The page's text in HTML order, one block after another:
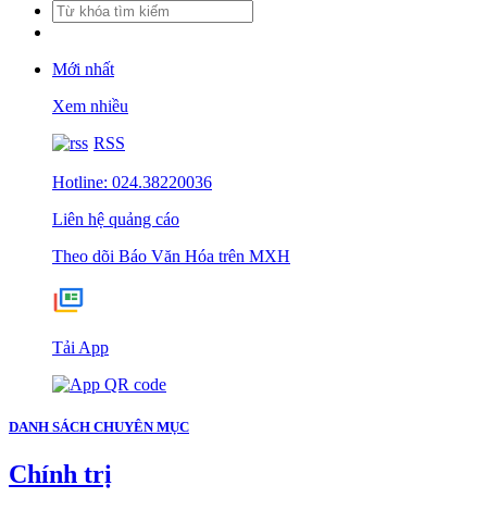
Mới nhất
Xem nhiều
RSS
Hotline: 024.38220036
Liên hệ quảng cáo
Theo dõi Báo Văn Hóa trên MXH
Tải App
DANH SÁCH CHUYÊN MỤC
Chính trị